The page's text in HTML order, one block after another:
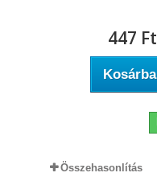
447 Ft‎
Kosárba
Összehasonlítás